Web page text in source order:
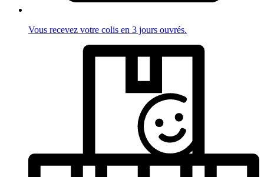
Vous recevez votre colis en 3 jours ouvrés.